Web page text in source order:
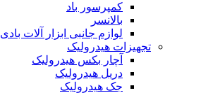
کمپرسور باد
بالانسر
لوازم جانبی ابزار آلات بادی
تجهیزات هیدرولیک
آچار بکس هیدرولیک
دریل هیدرولیک
جک هیدرولیک